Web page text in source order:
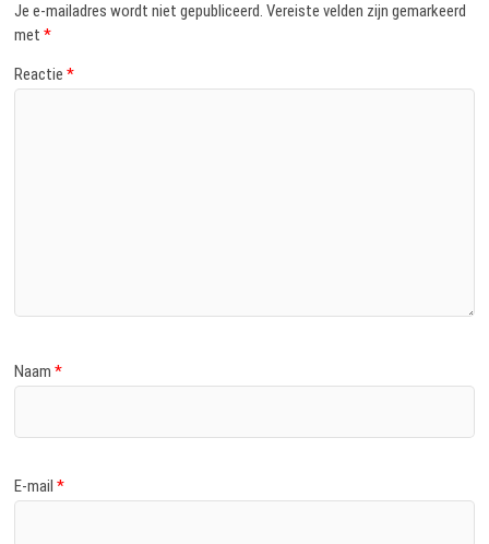
Je e-mailadres wordt niet gepubliceerd. Vereiste velden zijn gemarkeerd
met*
Reactie*
Naam*
E-mail*